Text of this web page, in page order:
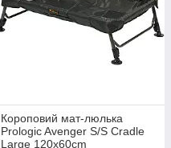
Короповий мат-люлька
Prologic Avenger S/S Cradle
Large 120x60cm